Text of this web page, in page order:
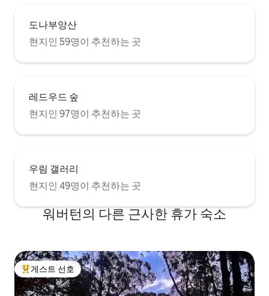
도나부앙산
현지인 59명이 추천하는 곳
레드우드 숲
현지인 97명이 추천하는 곳
우림 갤러리
현지인 49명이 추천하는 곳
워버턴의 다른 근사한 휴가 숙소
상위 게스트 선호
게스트 선호